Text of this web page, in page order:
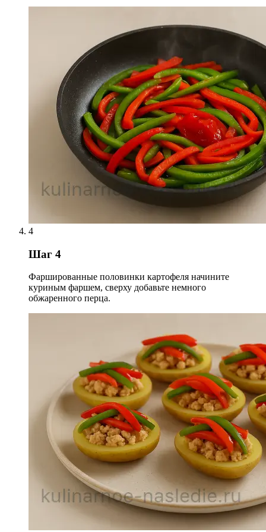
4
Шаг 4
Фаршированные половинки картофеля начините
куриным фаршем, сверху добавьте немного
обжаренного перца.